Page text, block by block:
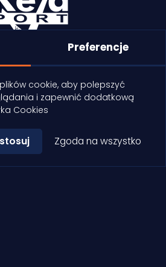
KontaktCzarter Jachtu
kajaki i roweryTawerna
Imprezy firmowe
EN DE CZ
199
Preferencje
cookie, aby polepszyć
i zapewnić dodatkową
Cookies
Zgoda na wszystko